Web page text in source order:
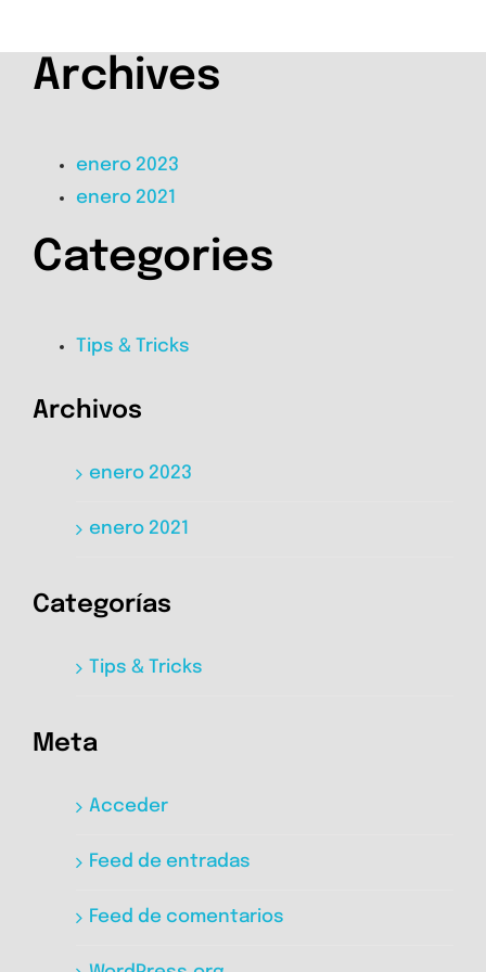
Archives
enero 2023
enero 2021
Categories
Tips & Tricks
Archivos
enero 2023
enero 2021
Categorías
Tips & Tricks
Meta
Acceder
Feed de entradas
Feed de comentarios